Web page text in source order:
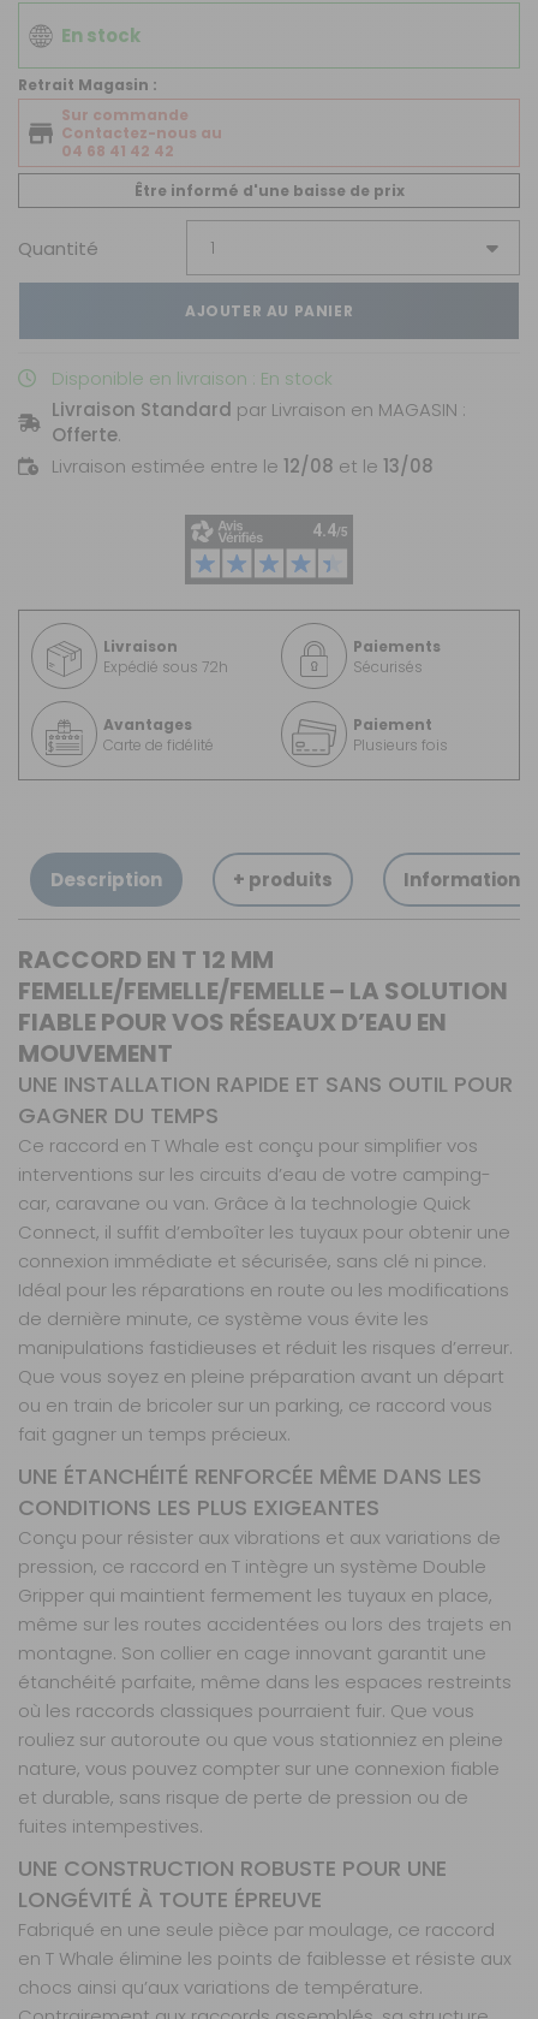
En stock
Retrait Magasin :
Sur commande
Contactez-nous au
04 68 41 42 42
Être informé d'une baisse de prix
Quantité
AJOUTER AU PANIER
Disponible en livraison : En stock
Livraison Standard par Livraison en MAGASIN :
Offerte.
Livraison estimée entre le 12/08 et le 13/08
Livraison
Expédié sous 72h
Paiements
Sécurisés
Avantages
Carte de fidélité
Paiement
Plusieurs fois
Description + produits Informations
RACCORD EN T 12 MM
FEMELLE/FEMELLE/FEMELLE – LA SOLUTION
FIABLE POUR VOS RÉSEAUX D’EAU EN
MOUVEMENT
UNE INSTALLATION RAPIDE ET SANS OUTIL POUR
GAGNER DU TEMPS
Ce raccord en T Whale est conçu pour simplifier vos
interventions sur les circuits d’eau de votre camping-
car, caravane ou van. Grâce à la technologie Quick
Connect, il suffit d’emboîter les tuyaux pour obtenir une
connexion immédiate et sécurisée, sans clé ni pince.
Idéal pour les réparations en route ou les modifications
de dernière minute, ce système vous évite les
manipulations fastidieuses et réduit les risques d’erreur.
Que vous soyez en pleine préparation avant un départ
ou en train de bricoler sur un parking, ce raccord vous
fait gagner un temps précieux.
UNE ÉTANCHÉITÉ RENFORCÉE MÊME DANS LES
CONDITIONS LES PLUS EXIGEANTES
Conçu pour résister aux vibrations et aux variations de
pression, ce raccord en T intègre un système Double
Gripper qui maintient fermement les tuyaux en place,
même sur les routes accidentées ou lors des trajets en
montagne. Son collier en cage innovant garantit une
étanchéité parfaite, même dans les espaces restreints
où les raccords classiques pourraient fuir. Que vous
rouliez sur autoroute ou que vous stationniez en pleine
nature, vous pouvez compter sur une connexion fiable
et durable, sans risque de perte de pression ou de
fuites intempestives.
UNE CONSTRUCTION ROBUSTE POUR UNE
LONGÉVITÉ À TOUTE ÉPREUVE
Fabriqué en une seule pièce par moulage, ce raccord
en T Whale élimine les points de faiblesse et résiste aux
chocs ainsi qu’aux variations de température.